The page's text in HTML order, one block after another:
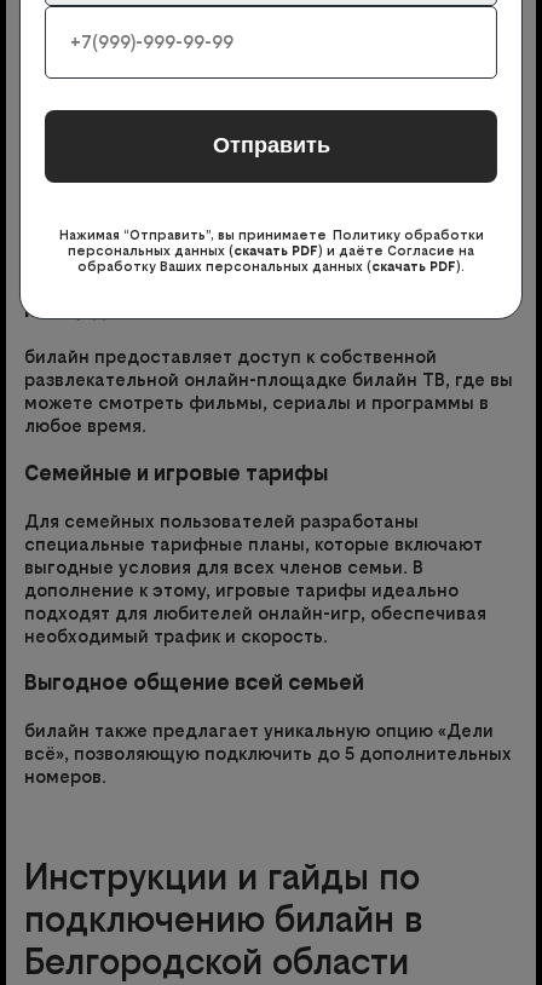
билайна в Белгородской области
Домашний интернет, ТВ и мобильная связь
Домашний интернет до Мб/с: стабильное
подключение для работы, развлечений и учебы.
разнообразные пакеты каналов, что позволяет
Есть предложения с мобильной связью.
площадка
билайн предоставляет доступ к собственной
развлекательной онлайн-площадке билайн ТВ, где вы
можете смотреть фильмы, сериалы и программы в
любое время.
Семейные и игровые тарифы
Для семейных пользователей разработаны
специальные тарифные планы, которые включают
выгодные условия для всех членов семьи. В
дополнение к этому, игровые тарифы идеально
подходят для любителей онлайн-игр, обеспечивая
необходимый трафик и скорость.
Выгодное общение всей семьей
билайн также предлагает уникальную опцию «Дели
всё», позволяющую подключить до 5 дополнительных
номеров.
Инструкции и гайды по
подключению билайн в
Белгородской области
Нажимая “Отправить”, вы принимаете Политику обработки
персональных данных (скачать PDF) и даёте Согласие на
обработку Ваших персональных данных (скачать PDF).